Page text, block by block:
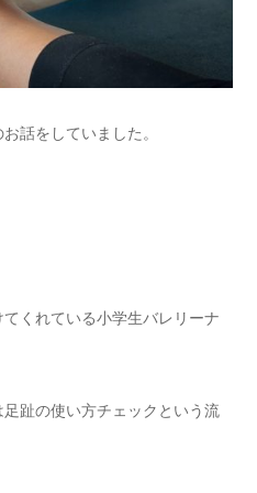
話をしていました。
くれている小学生バレリーナ
趾の使い方チェックという流